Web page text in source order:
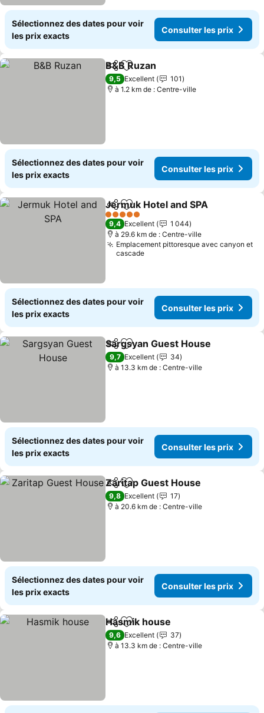
Sélectionnez des dates pour voir
les prix exacts
Consulter les prix
PartagerAjouter à mes favoris
B&B Ruzan
9,5 Excellent
101
à 1.2 km de : Centre-ville
Sélectionnez des dates pour voir
les prix exacts
Consulter les prix
PartagerAjouter à mes favoris
Jermuk Hotel and SPA
5 Étoiles
9,4 Excellent
1 044
à 29.6 km de : Centre-ville
Emplacement pittoresque avec canyon et
cascade
Sélectionnez des dates pour voir
les prix exacts
Consulter les prix
PartagerAjouter à mes favoris
Sargsyan Guest House
9,7 Excellent
34
à 13.3 km de : Centre-ville
Sélectionnez des dates pour voir
les prix exacts
Consulter les prix
PartagerAjouter à mes favoris
Zaritap Guest House
9,8 Excellent
17
à 20.6 km de : Centre-ville
Sélectionnez des dates pour voir
les prix exacts
Consulter les prix
PartagerAjouter à mes favoris
Hasmik house
9,6 Excellent
37
à 13.3 km de : Centre-ville